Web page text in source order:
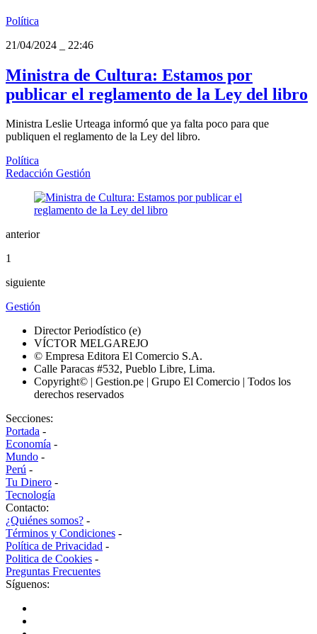
Política
21/04/2024
22:46
Ministra de Cultura: Estamos por
publicar el reglamento de la Ley del libro
Ministra Leslie Urteaga informó que ya falta poco para que
publiquen el reglamento de la Ley del libro.
Política
Redacción Gestión
anterior
1
siguiente
Gestión
Director Periodístico (e)
VÍCTOR MELGAREJO
© Empresa Editora El Comercio S.A.
Calle Paracas #532, Pueblo Libre, Lima.
Copyright© | Gestion.pe | Grupo El Comercio | Todos los
derechos reservados
Secciones:
Portada -
Economía -
Mundo -
Perú -
Tu Dinero -
Tecnología
Contacto:
¿Quiénes somos? -
Términos y Condiciones -
Política de Privacidad -
Politica de Cookies -
Preguntas Frecuentes
Síguenos: